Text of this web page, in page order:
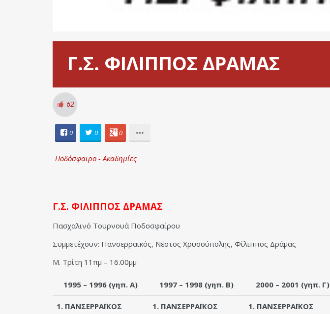
Γ.Σ. ΦΙΛΙΠΠΟΣ ΔΡΑΜΑΣ
62
0 0 0
Ποδόσφαιρο - Ακαδημίες
Γ.Σ. ΦΙΛΙΠΠΟΣ ΔΡΑΜΑΣ
Πασχαλινό Τουρνουά Ποδοσφαίρου
Συμμετέχουν: Πανσερραϊκός, Νέστος Χρυσούπολης, Φίλιππος Δράμας
Μ. Τρίτη 11πμ – 16.00μμ
1995 – 1996 (γηπ. Α) 1997 – 1998 (γηπ. Β) 2000 – 2001 (γηπ. Γ)
1. ΠΑΝΣΕΡΡΑΪΚΟΣ 1. ΠΑΝΣΕΡΡΑΪΚΟΣ 1. ΠΑΝΣΕΡΡΑΪΚΟΣ